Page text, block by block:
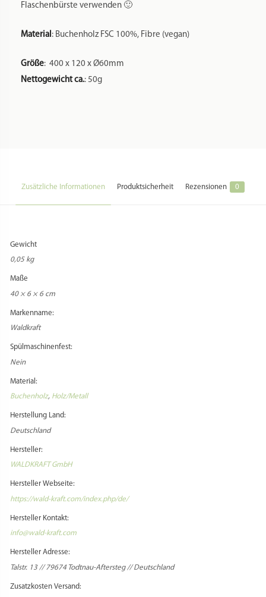
Flaschenbürste verwenden 🙂
Material : Buchenholz FSC 100%, Fibre (vegan)
Größe: 400 x 120 x Ø60mm
Nettogewicht ca.: 50g
Zusätzliche Informationen Produktsicherheit Rezensionen 0
Gewicht
0,05 kg
Maße
40 × 6 × 6 cm
Markenname:
Waldkraft
Spülmaschinenfest:
Nein
Material:
Buchenholz, Holz/Metall
Herstellung Land:
Deutschland
Hersteller:
WALDKRAFT GmbH
Hersteller Webseite:
https://wald-kraft.com/index.php/de/
Hersteller Kontakt:
info@wald-kraft.com
Hersteller Adresse:
Talstr. 13 // 79674 Todtnau-Aftersteg // Deutschland
Zusatzkosten Versand: